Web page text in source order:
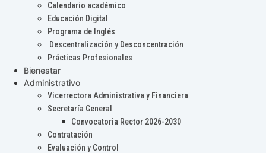
Calendario académico
Educación Digital
Programa de Inglés
Descentralización y Desconcentración
Prácticas Profesionales
Bienestar
Administrativo
Vicerrectora Administrativa y Financiera
Secretaría General
Convocatoria Rector 2026-2030
Contratación
Evaluación y Control